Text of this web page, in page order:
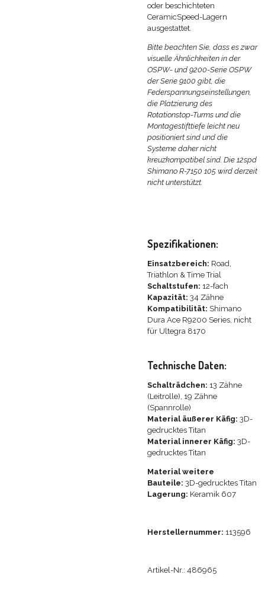
oder beschichteten
CeramicSpeed-Lagern
ausgestattet.
Bitte beachten Sie, dass es zwar
visuelle Ähnlichkeiten in der
OSPW- und 9200-Serie OSPW
der Serie 9100 gibt, die
Federspannungseinstellungen,
die Platzierung des
Rotationstop-Turms und die
Montagestifttiefe leicht neu
positioniert sind und die
Systeme daher nicht
kreuzkompatibel sind. Die 12spd
Shimano R-7150 105 wird derzeit
nicht unterstützt.
Spezifikationen:
Einsatzbereich: Road,
Triathlon & Time Trial
Schaltstufen: 12-fach
Kapazität: 34 Zähne
Kompatibilität: Shimano
Dura Ace R9200 Series, nicht
für Ultegra 8170
Technische Daten:
Schalträdchen: 13 Zähne
(Leitrolle), 19 Zähne
(Spannrolle)
Material äußerer Käfig: 3D-
gedrucktes Titan
Material innerer Käfig: 3D-
gedrucktes Titan
Material weitere
Bauteile: 3D-gedrucktes Titan
Lagerung: Keramik 607
Herstellernummer: 113596
Artikel-Nr.: 486965